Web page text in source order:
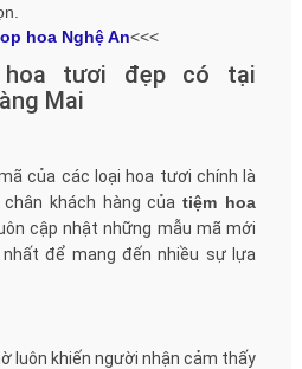
hoa Nghệ An<<<
hoa tươi đẹp có tại
Mai
của các loại hoa tươi chính là
khách hàng củatiệm hoa
cập nhật những mẫu mã mới
để mang đến nhiều sự lựa
luôn khiến người nhận cảm thấy